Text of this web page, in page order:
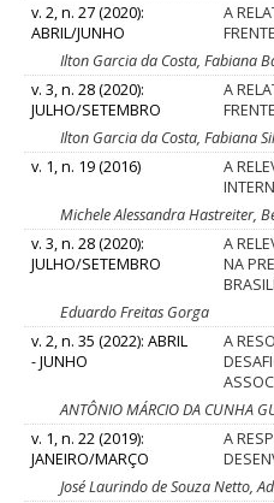
v. 2, n. 27 (2020):
ABRIL/JUNHO
A
Ilton Garcia da Costa, Fabiana
v. 3, n. 28 (2020):
JULHO/SETEMBRO
A
Ilton Garcia da Costa, Fabiana
v. 1, n. 19 (2016)
A
Michele Alessandra Hastreiter,
v. 3, n. 28 (2020):
JULHO/SETEMBRO
A
NA
Eduardo Freitas Gorga
v. 2, n. 35 (2022): ABRIL
- JUNHO
A
ANTÔNIO MÁRCIO DA CUNHA
v. 1, n. 22 (2019):
JANEIRO/MARÇO
A
José Laurindo de Souza Netto,